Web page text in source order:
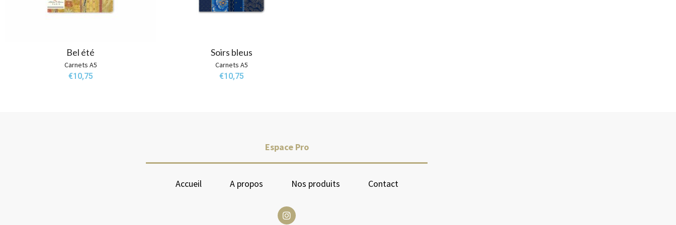
Bel été
Carnets A5
€10,75
Soirs bleus
Carnets A5
€10,75
Espace Pro
Accueil A propos Nos produits Contact